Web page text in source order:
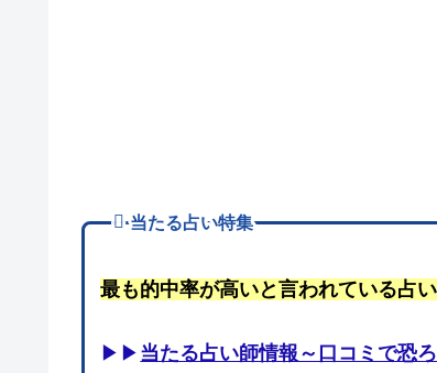
当たる占い特集
最も的中率が高いと言われている占
▶▶ 当たる占い師情報～口コミで恐